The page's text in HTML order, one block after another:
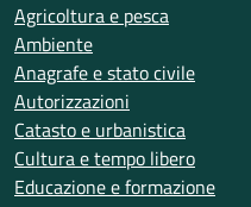
Agricoltura e pesca
Ambiente
Anagrafe e stato civile
Autorizzazioni
Catasto e urbanistica
Cultura e tempo libero
Educazione e formazione